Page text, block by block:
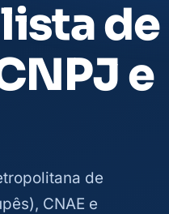
de
e
de
CNAE e